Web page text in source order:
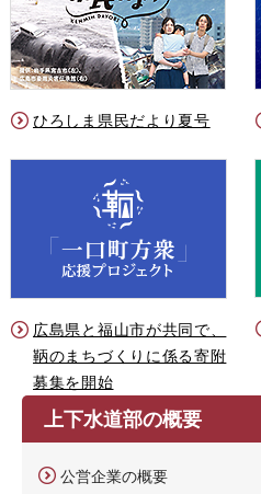
ひろしま県民だより夏号
広島県と福山市が共同で、
鞆のまちづくりに係る寄附
募集を開始
上下水道部の概要
公営企業の概要